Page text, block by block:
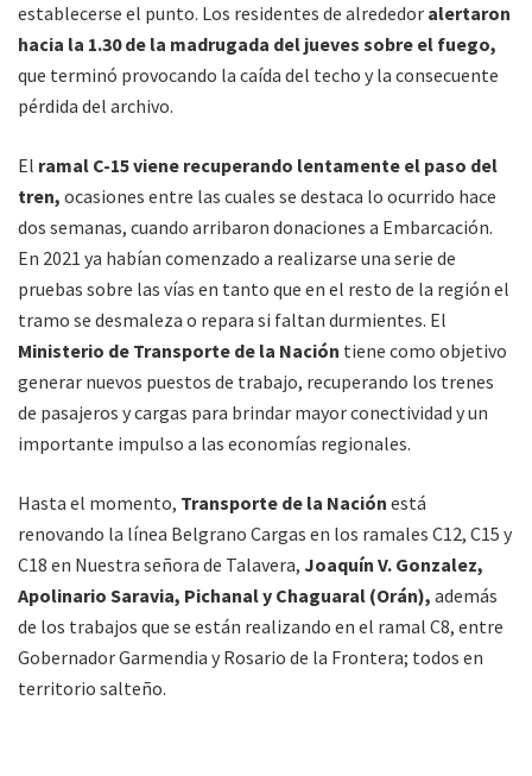
establecerse el punto. Los residentes de alrededor alertaron
hacia la 1.30 de la madrugada del jueves sobre el fuego,
que terminó provocando la caída del techo y la consecuente
pérdida del archivo.
El ramal C-15 viene recuperando lentamente el paso del
tren, ocasiones entre las cuales se destaca lo ocurrido hace
dos semanas, cuando arribaron donaciones a Embarcación.
En 2021 ya habían comenzado a realizarse una serie de
pruebas sobre las vías en tanto que en el resto de la región el
tramo se desmaleza o repara si faltan durmientes. El
Ministerio de Transporte de la Nación tiene como objetivo
generar nuevos puestos de trabajo, recuperando los trenes
de pasajeros y cargas para brindar mayor conectividad y un
importante impulso a las economías regionales.
Hasta el momento, Transporte de la Nación está
renovando la línea Belgrano Cargas en los ramales C12, C15 y
C18 en Nuestra señora de Talavera, Joaquín V. Gonzalez,
Apolinario Saravia, Pichanal y Chaguaral (Orán), además
de los trabajos que se están realizando en el ramal C8, entre
Gobernador Garmendia y Rosario de la Frontera; todos en
territorio salteño.